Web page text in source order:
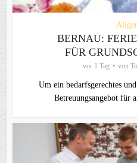
BERNAU:
FÜR
vor 1 Tag von
Um ein bedarfsgerechtes
Betreuungsangebot für